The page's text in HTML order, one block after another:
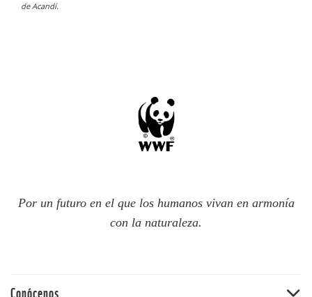
de Acandí.
Por un futuro en el que los humanos vivan en armonía
con la naturaleza.
Conócenos